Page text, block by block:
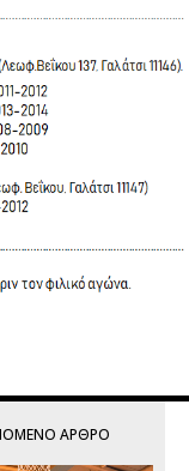
ΆΡΘΡΟ